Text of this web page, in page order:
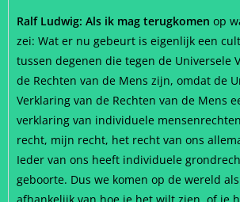
Ralf Ludwig: Als ik mag terugkomen op
zei: Wat er nu gebeurt is eigenlijk een
tussen degenen die tegen de Universele
de Rechten van de Mens zijn, omdat de
Verklaring van de Rechten van de Mens
verklaring van individuele
recht, mijn recht, het recht van ons
Ieder van ons heeft individuele
geboorte. Dus we komen op de wereld